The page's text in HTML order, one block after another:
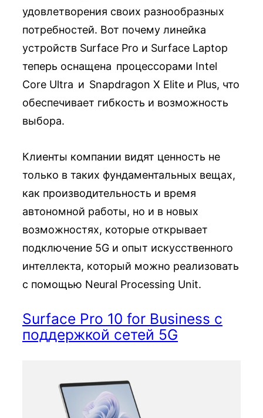
удовлетворения своих разнообразных
потребностей. Вот почему линейка
устройств Surface Pro и Surface Laptop
теперь оснащена процессорами Intel
Core Ultra и Snapdragon X Elite и Plus, что
обеспечивает гибкость и возможность
выбора.
Клиенты компании видят ценность не
только в таких фундаментальных вещах,
как производительность и время
автономной работы, но и в новых
возможностях, которые открывает
подключение 5G и опыт искусственного
интеллекта, который можно реализовать
с помощью Neural Processing Unit.
Surface Pro 10 for Business с
поддержкой сетей 5G